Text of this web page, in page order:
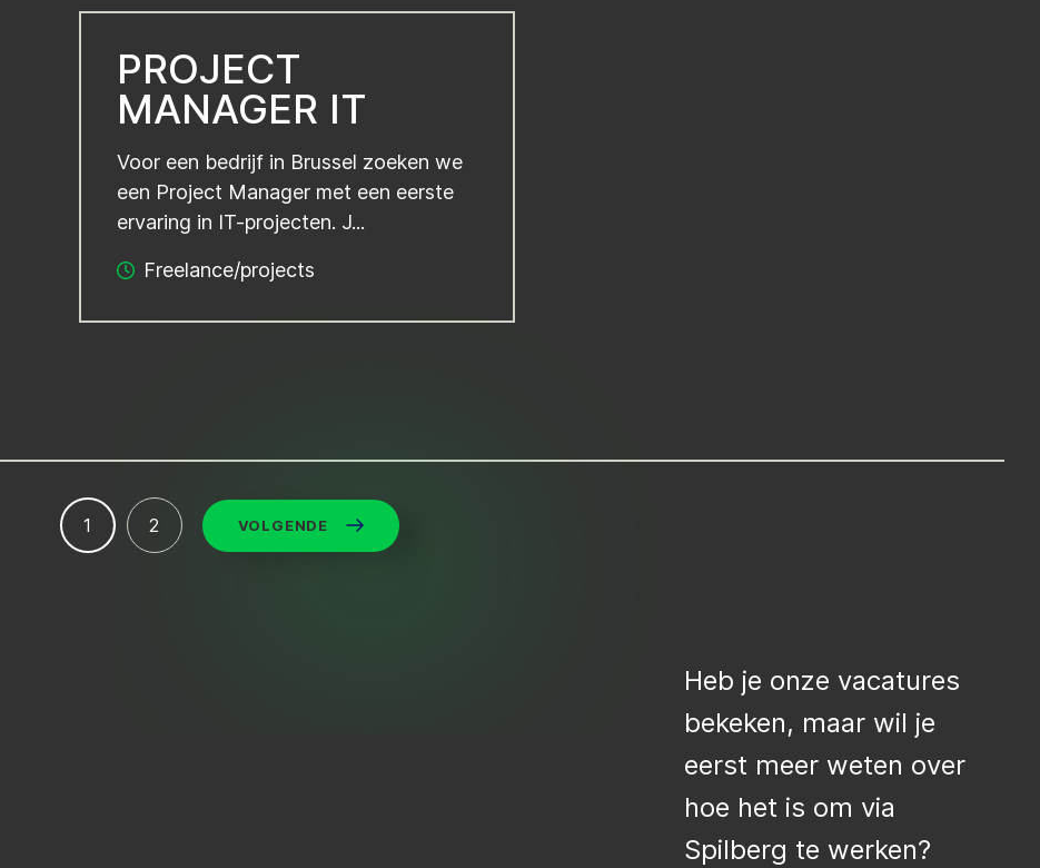
PROJECT
MANAGER IT
Voor een bedrijf in Brussel zoeken we
een Project Manager met een eerste
ervaring in IT-projecten. J...
Freelance/projects
1 2 VOLGENDE
Heb je onze vacatures
bekeken, maar wil je
eerst meer weten over
hoe het is om via
Spilberg te werken?